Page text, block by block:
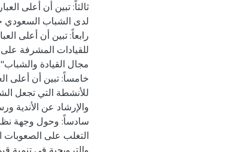
ثالثاً: تبين أن أعلى
رابعاً: تبين أن أعلى
للقيادات المشرفة
خامساً: تبين أن أعلى
للأنشطة التي تجعل
سادساً: وحول وجهة
التغلب على الصعوبات